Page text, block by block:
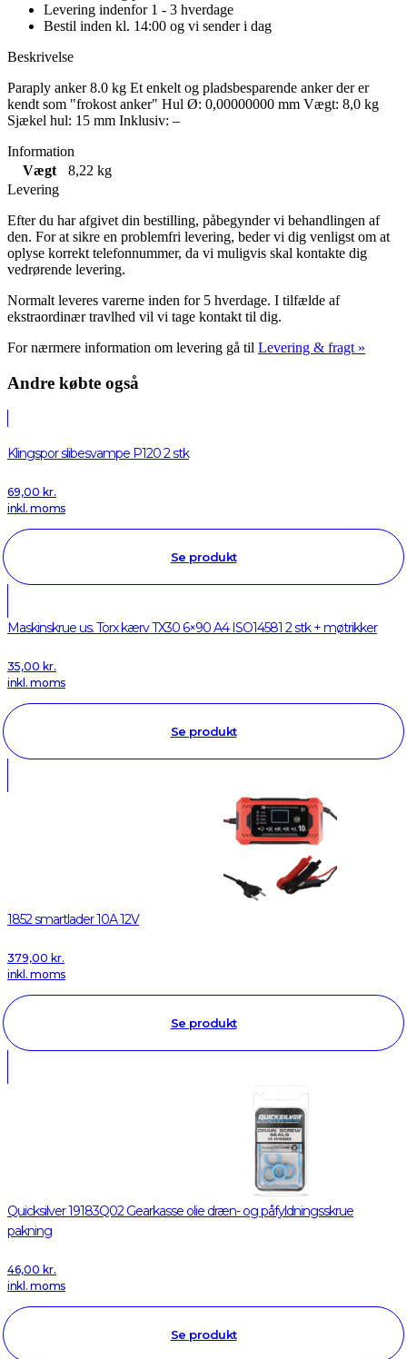
Levering indenfor 1 - 3 hverdage
Bestil inden kl. 14:00 og vi sender i dag
Beskrivelse
Paraply anker 8.0 kg Et enkelt og pladsbesparende anker der er
kendt som "frokost anker" Hul Ø: 0,00000000 mm Vægt: 8,0 kg
Sjækel hul: 15 mm Inklusiv: –
Information
Vægt
8,22 kg
Levering
Efter du har afgivet din bestilling, påbegynder vi behandlingen af
den. For at sikre en problemfri levering, beder vi dig venligst om at
oplyse korrekt telefonnummer, da vi muligvis skal kontakte dig
vedrørende levering.
Normalt leveres varerne inden for 5 hverdage. I tilfælde af
ekstraordinær travlhed vil vi tage kontakt til dig.
For nærmere information om levering gå til Levering & fragt »
Andre købte også
Klingspor slibesvampe P120 2 stk
69,00 kr.
inkl. moms
Se produkt
Maskinskrue us. Torx kærv TX30 6×90 A4 ISO14581 2 stk + møtrikker
35,00 kr.
inkl. moms
Se produkt
1852 smartlader 10A 12V
379,00 kr.
inkl. moms
Se produkt
Quicksilver 19183Q02 Gearkasse olie dræn- og påfyldningsskrue
pakning
46,00 kr.
inkl. moms
Se produkt